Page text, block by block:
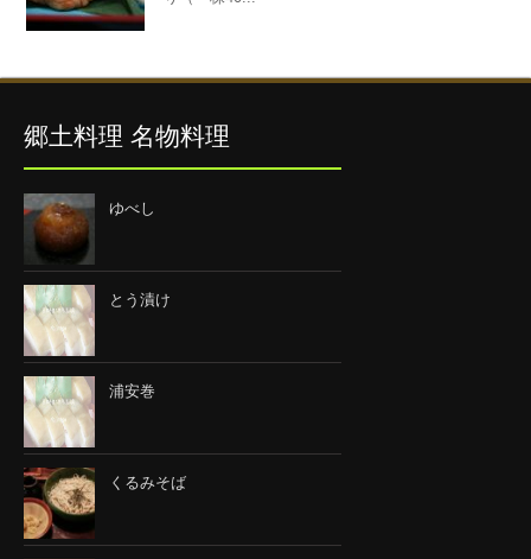
郷土料理 名物料理
ゆべし
とう漬け
浦安巻
くるみそば